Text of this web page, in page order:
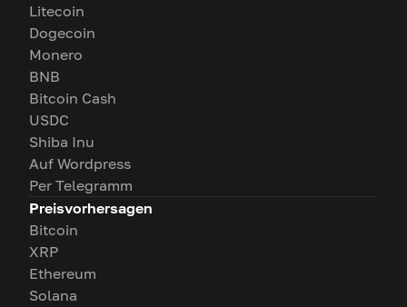
Litecoin
Dogecoin
Monero
BNB
Bitcoin Cash
USDC
Shiba Inu
Auf Wordpress
Per Telegramm
Preisvorhersagen
Bitcoin
XRP
Ethereum
Solana